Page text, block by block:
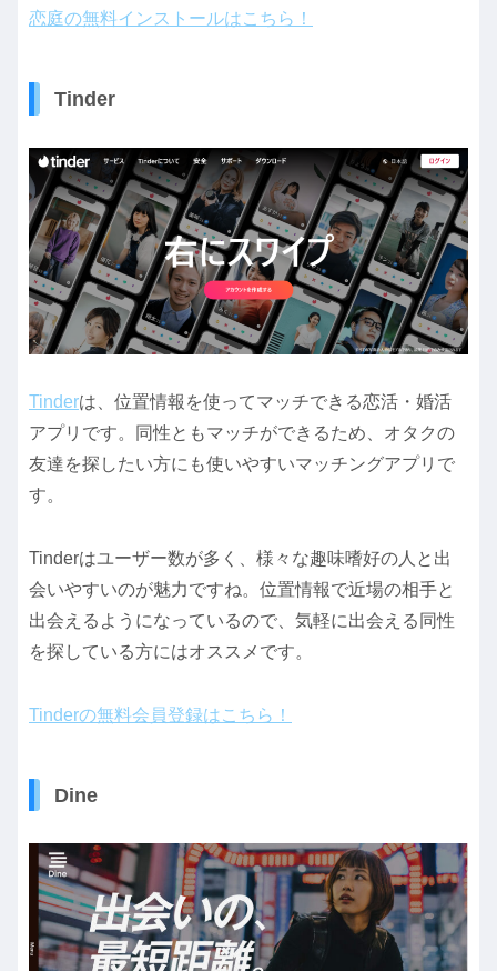
恋庭の無料インストールはこちら！
Tinder
Tinderは、位置情報を使ってマッチできる恋活・婚活
アプリです。同性ともマッチができるため、オタクの
友達を探したい方にも使いやすいマッチングアプリで
す。
Tinderはユーザー数が多く、様々な趣味嗜好の人と出
会いやすいのが魅力ですね。位置情報で近場の相手と
出会えるようになっているので、気軽に出会える同性
を探している方にはオススメです。
Tinderの無料会員登録はこちら！
Dine